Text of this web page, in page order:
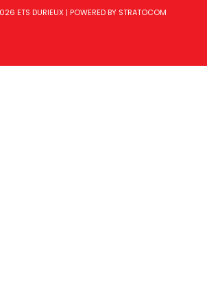
ETS DURIEUX | POWERED BY STRATOCOM